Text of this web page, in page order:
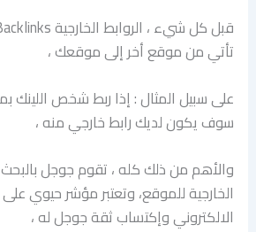
تأتي من موقع أخر إلى موقعك ،
على سبيل المثال : إذا ربط شخص اللينك
سوف يكون لديك رابط خارجي منه ،
والأهم من ذلك كله ، تقوم جوجل
الخارجية للموقع، وتعتبر مؤشر حيوي
الالكتروني وإكتساب ثقة جوجل له ،